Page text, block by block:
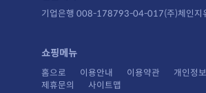
기업은행 008-178793-04-017(주)체인지
쇼핑메뉴
홈으로 이용안내 이용약관
개인정
제휴문의
사이트맵